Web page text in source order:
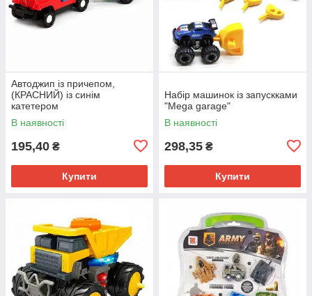
Автоджип із причепом,
(КРАСНИЙ) із синім
катетером
В наявності
195,40 ₴
Купити
Набір машинок із запускками
"Mega garage"
В наявності
298,35 ₴
Купити